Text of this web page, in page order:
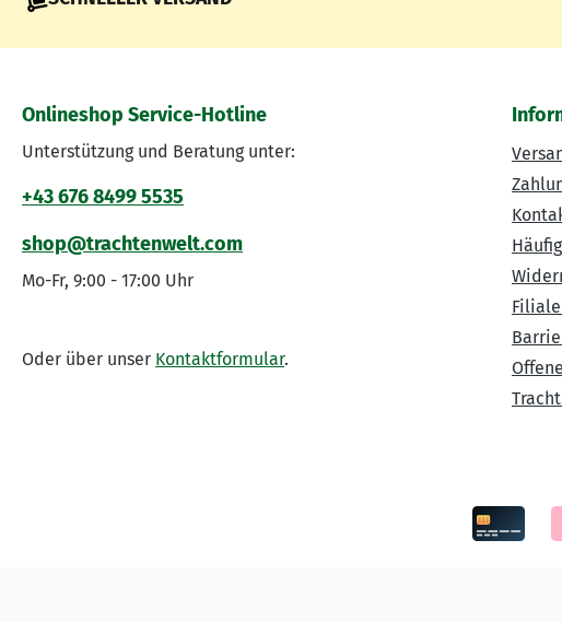
Onlineshop Service-Hotline
Unterstützung und Beratung unter:
+43 676 8499 5535
shop@trachtenwelt.com
Mo-Fr, 9:00 - 17:00 Uhr
Oder über unser Kontaktformular.